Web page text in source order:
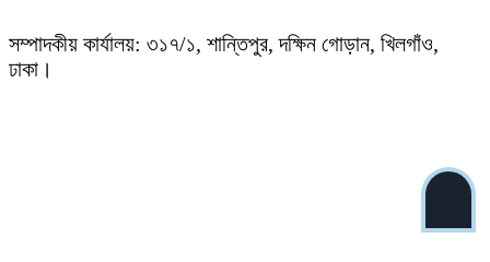
সম্পাদকীয় কার্যালয়: ৩১৭/১, শান্তিপুর, দক্ষিন গোড়ান, খিলগাঁও,
ঢাকা।